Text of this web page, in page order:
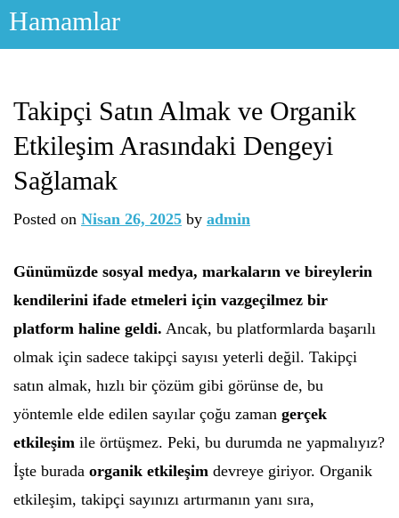
Skip
Hamamlar
Takipçi Satın Almak ve Organik
Etkileşim Arasındaki Dengeyi
Sağlamak
Posted on Nisan 26, 2025 by admin
Günümüzde sosyal medya, markaların ve bireylerin
kendilerini ifade etmeleri için vazgeçilmez bir
platform haline geldi. Ancak, bu platformlarda başarılı
olmak için sadece takipçi sayısı yeterli değil. Takipçi
satın almak, hızlı bir çözüm gibi görünse de, bu
yöntemle elde edilen sayılar çoğu zaman gerçek
etkileşim ile örtüşmez. Peki, bu durumda ne yapmalıyız?
İşte burada organik etkileşim devreye giriyor. Organik
etkileşim, takipçi sayınızı artırmanın yanı sıra,